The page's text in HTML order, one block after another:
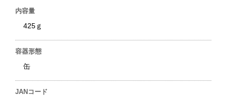
内容量
425ｇ
容器形態
缶
JANコード